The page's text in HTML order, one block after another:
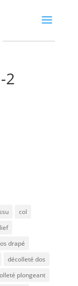
2
col
drapé
décolleté dos
plongeant